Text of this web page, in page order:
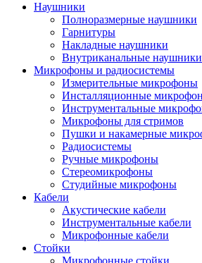
Наушники
Полноразмерные наушники
Гарнитуры
Накладные наушники
Внутриканальные наушники
Микрофоны и радиосистемы
Измерительные микрофоны
Инсталляционные
Инструментальные
Микрофоны для стримов
Пушки и накамерные
Радиосистемы
Ручные микрофоны
Стереомикрофоны
Студийные микрофоны
Кабели
Акустические кабели
Инструментальные кабели
Микрофонные кабели
Стойки
Микрофонные стойки